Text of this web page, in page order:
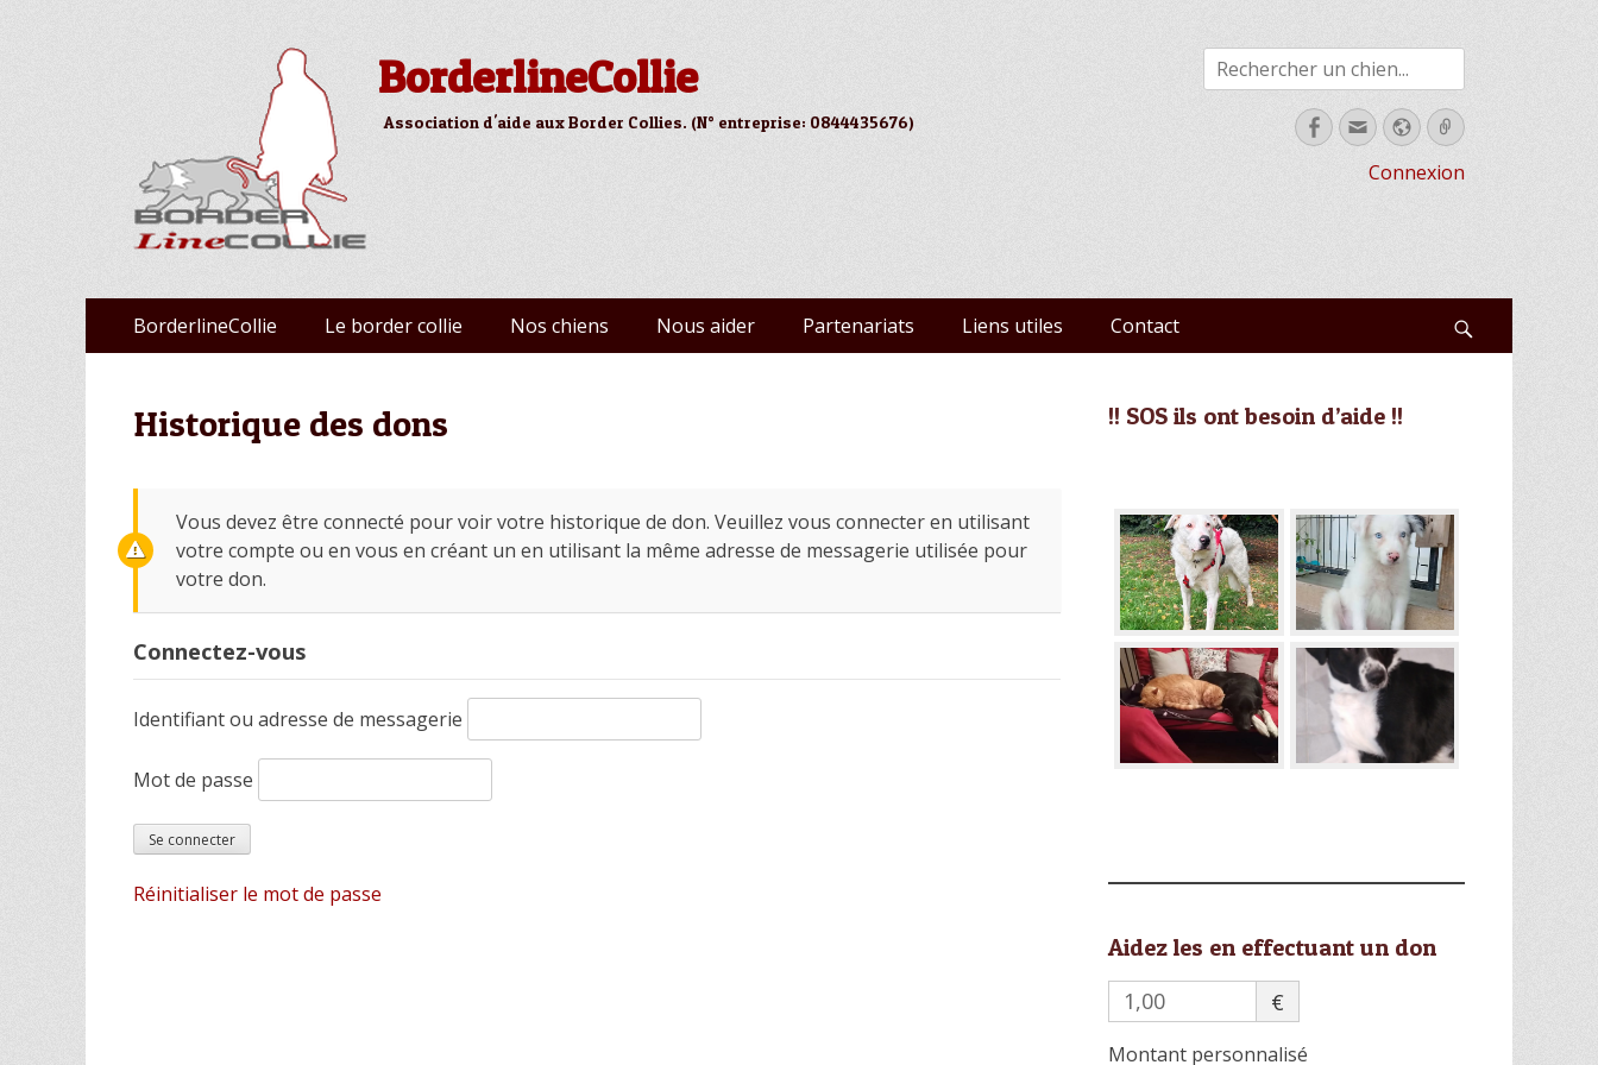
BorderlineCollie
Association d'aide aux Border Collies. (N° entreprise: 0844435676)
Rechercher
Facebook
EmailSite
web
Link
Connexion
Premier menu
BorderlineCollie Le border collie Nos chiens Nous aider Partenariats Liens utiles Contact
Historique des dons
Vous devez être connecté pour voir votre historique de don. Veuillez vous connecter en utilisant
votre compte ou en vous en créant un en utilisant la même adresse de messagerie utilisée pour
votre don.
Connectez-vous
Identifiant ou adresse de messagerie
Mot de passe
Réinitialiser le mot de passe
!! SOS ils ont besoin d’aide !!
Aidez les en effectuant un don
€
Montant personnalisé